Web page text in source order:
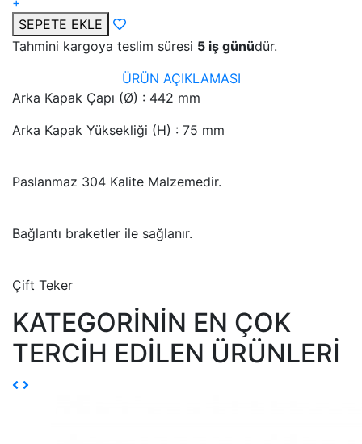
SEPETE EKLE
Tahmini kargoya teslim süresi 5 iş günüdür.
ÜRÜN AÇIKLAMASI
Arka Kapak Çapı (Ø) : 442 mm
Arka Kapak Yüksekliği (H) : 75 mm
Paslanmaz 304 Kalite Malzemedir.
Bağlantı braketler ile sağlanır.
Çift Teker
KATEGORİNİN EN ÇOK
TERCİH EDİLEN ÜRÜNLERİ